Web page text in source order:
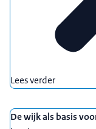
Lees verder
De wijk als basis